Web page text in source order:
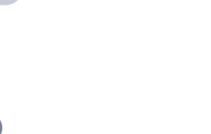
red de distribuidores.
a nuestro ecosistema.